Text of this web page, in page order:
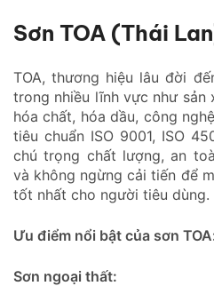
Sơn TOA (Thái
TOA, thương hiệu lâu đời
trong nhiều lĩnh vực như sản
hóa chất, hóa dầu, công
tiêu chuẩn ISO 9001, ISO
chú trọng chất lượng, an
và không ngừng cải tiến để
tốt nhất cho người tiêu dùng.
Ưu điểm nổi bật của sơn
Sơn ngoại thất: